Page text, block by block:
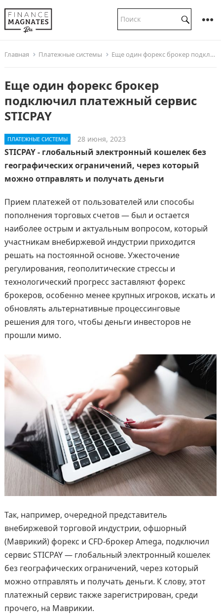
Главная Платежные системы Еще один форекс брокер подключил платежный сервис STICPAY
Еще один форекс брокер
подключил платежный сервис
STICPAY
ПЛАТЕЖНЫЕ СИСТЕМЫ 28 июня, 2023
STICPAY - глобальный электронный кошелек без
географических ограничений, через который
можно отправлять и получать деньги
Прием платежей от пользователей или способы
пополнения торговых счетов — был и остается
наиболее острым и актуальным вопросом, который
участникам внебиржевой индустрии приходится
решать на постоянной основе. Ужесточение
регулирования, геополитические стрессы и
технологический прогресс заставляют форекс
брокеров, особенно менее крупных игроков, искать и
обновлять альтернативные процессинговые
решения для того, чтобы деньги инвесторов не
прошли мимо.
Так, например, очередной представитель
внебиржевой торговой индустрии, офшорный
(Маврикий) форекс и CFD-брокер Amega, подключил
сервис STICPAY — глобальный электронный кошелек
без географических ограничений, через который
можно отправлять и получать деньги. К слову, этот
платежный сервис также зарегистрирован, среди
прочего, на Маврикии.